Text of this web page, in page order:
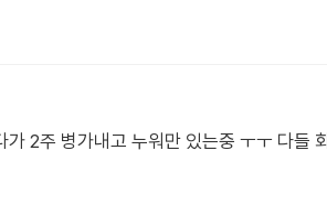
2주 병가내고 누워만 있는중 ㅜㅜ 다들